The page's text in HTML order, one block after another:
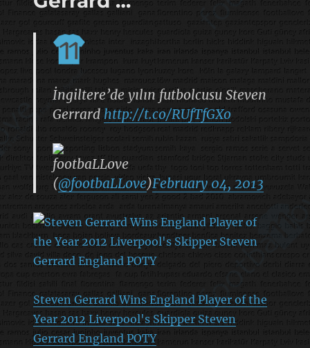
İngiltere’de yılın futbolcusu Steven
Gerrard http://t.co/RUfTfGXo
footbaLLove
(@footbaLLove)February 04, 2013
Steven Gerrard Wins England Player of the
Year 2012 Liverpool's Skipper Steven
Gerrard England POTY